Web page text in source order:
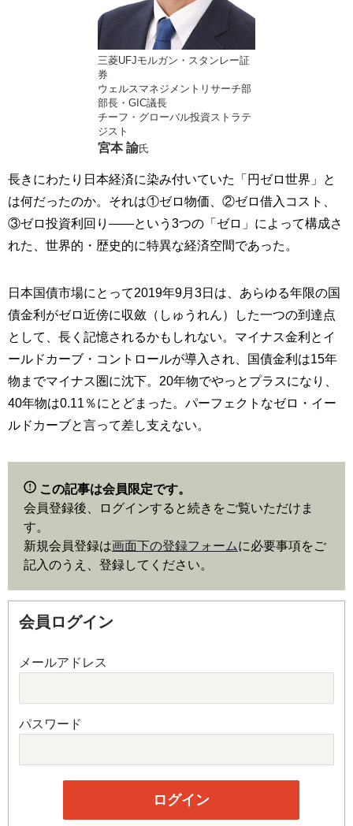
三菱UFJモルガン・スタンレー証
券
ウェルスマネジメントリサーチ部
部長・GIC議長
チーフ・グローバル投資ストラテ
ジスト
宮本 諭氏
長きにわたり日本経済に染み付いていた「円ゼロ世界」と
は何だったのか。それは①ゼロ物価、②ゼロ借入コスト、
③ゼロ投資利回り――という3つの「ゼロ」によって構成さ
れた、世界的・歴史的に特異な経済空間であった。
日本国債市場にとって2019年9月3日は、あらゆる年限の国
債金利がゼロ近傍に収斂（しゅうれん）した一つの到達点
として、長く記憶されるかもしれない。マイナス金利とイ
ールドカーブ・コントロールが導入され、国債金利は15年
物までマイナス圏に沈下。20年物でやっとプラスになり、
40年物は0.11％にとどまった。パーフェクトなゼロ・イー
ルドカーブと言って差し支えない。
この記事は会員限定です。
会員登録後、ログインすると続きをご覧いただけま
す。
新規会員登録は画面下の登録フォームに必要事項をご
記入のうえ、登録してください。
会員ログイン
メールアドレス
パスワード